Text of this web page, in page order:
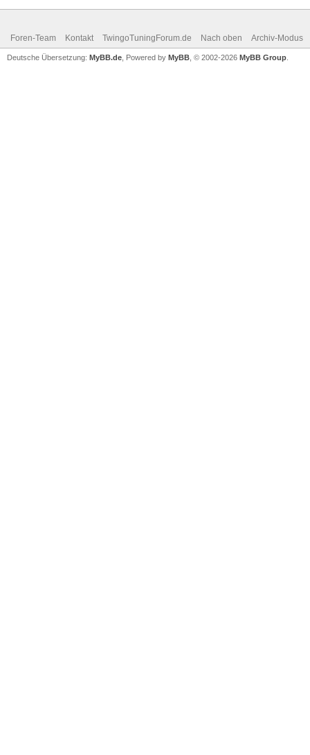
Foren-Team Kontakt TwingoTuningForum.de Nach oben Archiv-Modus
Deutsche Übersetzung: MyBB.de , Powered by MyBB , © 2002-2026 MyBB Group